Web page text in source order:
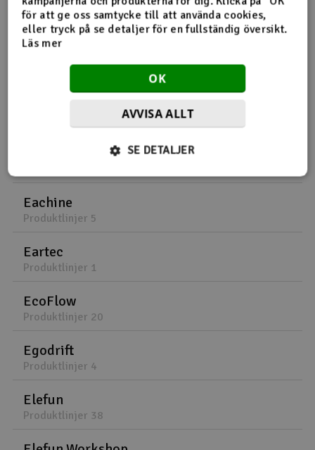
Produktlinjer 1
Eachine
Produktlinjer 5
Eartec
Produktlinjer 1
EcoFlow
Produktlinjer 20
Egodrift
Produktlinjer 4
Elefun
Produktlinjer 38
för att ge oss samtycke till att använda cookies,
eller tryck på se detaljer för en fullständig översikt.
Läs mer
OK
AVVISA ALLT
SE DETALJER